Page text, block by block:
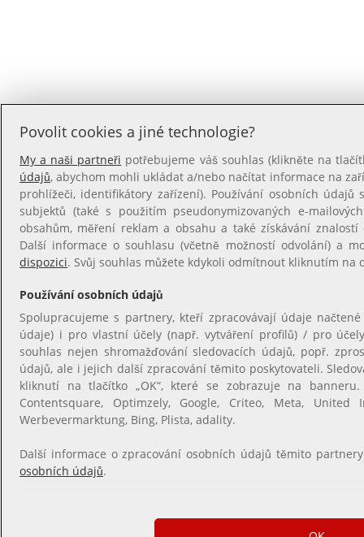
Povolit cookies a jiné technologie?
My a naši partneři potřebujeme váš souhlas (klikněte na
údajů, abychom mohli ukládat a/nebo načítat informace na
prohlížeči, identifikátory zařízení). Používání osobních
subjektů (také s použitím pseudonymizovaných e-
obsahům, měření reklam a obsahu a také získávání
Další informace o souhlasu (včetně možností odvolání) a
dispozici. Svůj souhlas můžete kdykoli odmítnout kliknutím na
Používání osobních údajů
Spolupracujeme s partnery, kteří zpracovávají údaje
údaje) i pro vlastní účely (např. vytváření profilů) / pro
souhlas nejen shromažďování sledovacích údajů, popř.
údajů, ale i jejich další zpracování těmito poskytovateli.
kliknutí na tlačítko „OK“, které se zobrazuje na
Contentsquare, Optimzely, Google, Criteo, Meta, United
Werbevermarktung, Bing, Plista, adality.
Další informace o zpracování osobních údajů těmito
osobních údajů.